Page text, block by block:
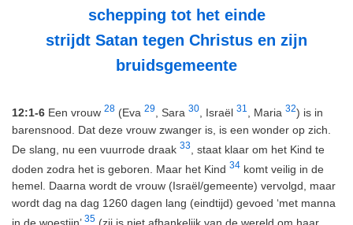
schepping tot het einde
strijdt Satan tegen Christus en zijn
bruidsgemeente
12:1-6 Een vrouw 28 (Eva 29 , Sara 30 , Israël 31 , Maria 32) is in
barensnood. Dat deze vrouw zwanger is, is een wonder op zich.
De slang, nu een vuurrode draak 33
, staat klaar om het Kind te
doden zodra het is geboren. Maar het Kind 34 komt veilig in de
hemel. Daarna wordt de vrouw (Israël/gemeente) vervolgd, maar
wordt dag na dag 1260 dagen lang (eindtijd) gevoed ‘met manna
35